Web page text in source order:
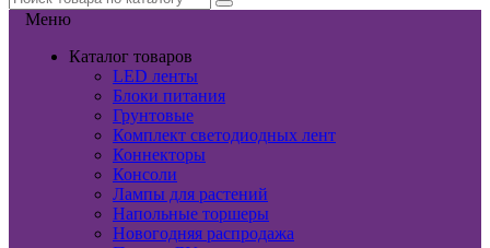
Меню
Каталог товаров
LED ленты
Блоки питания
Грунтовые
Комплект светодиодных лент
Коннекторы
Консоли
Лампы для растений
Напольные торшеры
Новогодняя распродажа